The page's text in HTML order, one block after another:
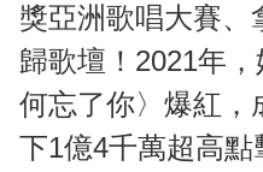
獎亞洲歌唱大賽、
歸歌壇！2021年
何忘了你〉爆紅，
下1億4千萬超高